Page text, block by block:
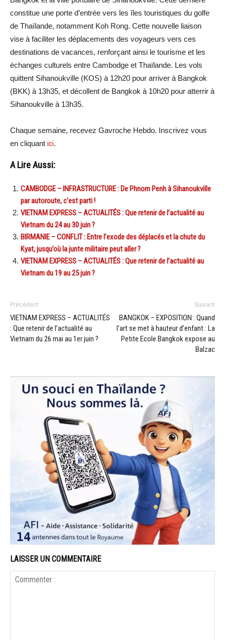
constitue une porte d’entrée vers les îles touristiques du golfe
de Thaïlande, notamment Koh Rong. Cette nouvelle liaison
vise à faciliter les déplacements des voyageurs vers ces
destinations de vacances, renforçant ainsi le tourisme et les
échanges culturels entre Cambodge et Thaïlande. Les vols
quittent Sihanoukville (KOS) à 12h20 pour arriver à Bangkok
(BKK) à 13h35, et décollent de Bangkok à 10h20 pour atterrir à
Sihanoukville à 13h35.
Chaque semaine, recevez Gavroche Hebdo. Inscrivez vous
en cliquant ici.
A Lire Aussi:
CAMBODGE – INFRASTRUCTURE : De Phnom Penh à Sihanoukville
par autoroute, c’est parti !
VIETNAM EXPRESS – ACTUALITÉS : Que retenir de l’actualité au
Vietnam du 24 au 30 juin ?
BIRMANIE – CONFLIT : Entre l’exode des déplacés et la chute du
Kyat, jusqu’où la junte militaire peut aller ?
VIETNAM EXPRESS – ACTUALITÉS : Que retenir de l’actualité au
Vietnam du 19 au 25 juin ?
Précédent
VIETNAM EXPRESS – ACTUALITÉS
: Que retenir de l’actualité au
Vietnam du 26 mai au 1er juin ?
Suivant
BANGKOK – EXPOSITION : Quand
l’art se met à hauteur d’enfant : La
Petite Ecole Bangkok expose au
Balzac
LAISSER UN COMMENTAIRE